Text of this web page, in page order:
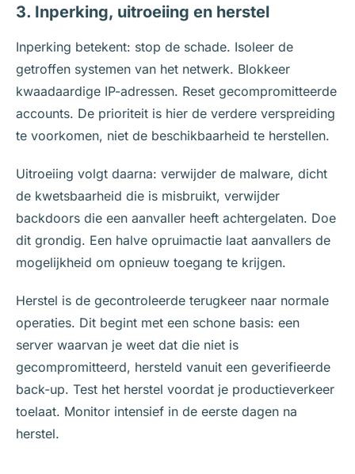
3. Inperking, uitroeiing en herstel
Inperking betekent: stop de schade. Isoleer de
getroffen systemen van het netwerk. Blokkeer
kwaadaardige IP-adressen. Reset gecompromitteerde
accounts. De prioriteit is hier de verdere verspreiding
te voorkomen, niet de beschikbaarheid te herstellen.
Uitroeiing volgt daarna: verwijder de malware, dicht
de kwetsbaarheid die is misbruikt, verwijder
backdoors die een aanvaller heeft achtergelaten. Doe
dit grondig. Een halve opruimactie laat aanvallers de
mogelijkheid om opnieuw toegang te krijgen.
Herstel is de gecontroleerde terugkeer naar normale
operaties. Dit begint met een schone basis: een
server waarvan je weet dat die niet is
gecompromitteerd, hersteld vanuit een geverifieerde
back-up. Test het herstel voordat je productieverkeer
toelaat. Monitor intensief in de eerste dagen na
herstel.